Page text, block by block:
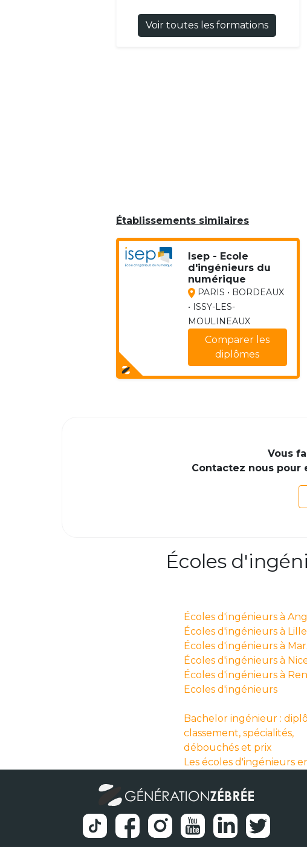
Voir toutes les formations
Établissements similaires
Isep - Ecole
d'ingénieurs du
numérique
PARIS • BORDEAUX
• ISSY-LES-
MOULINEAUX
Comparer les
diplômes
Vous
Contactez nous
Écoles
Écoles d'ingénieurs à
Écoles d'ingénieurs à Lille
Écoles d'ingénieurs à
Écoles d'ingénieurs à
Écoles d'ingénieurs à
Ecoles d'ingénieurs
Bachelor ingénieur :
classement, spécialités,
débouchés et prix
Les écoles d'ingénieurs